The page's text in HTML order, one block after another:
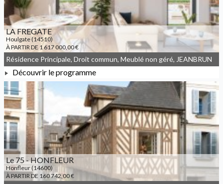
LA FREGATE
Houlgate (14510)
À PARTIR DE 1 617 000,00 €
À PARTIR DE 1 617 000,00 €
Résidence Principale, Droit commun, Meublé non géré, JEANBRUN
Découvrir le programme
Le 75 - HONFLEUR
Honfleur (14600)
À PARTIR DE 160 742,00 €